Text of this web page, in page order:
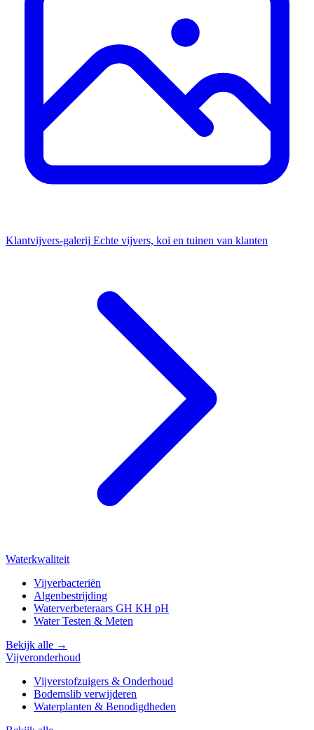
Klantvijvers-galerij Echte vijvers, koi en tuinen van klanten
Waterkwaliteit
Vijverbacteriën
Algenbestrijding
Waterverbeteraars GH KH pH
Water Testen & Meten
Bekijk alle →
Vijveronderhoud
Vijverstofzuigers & Onderhoud
Bodemslib verwijderen
Waterplanten & Benodigdheden